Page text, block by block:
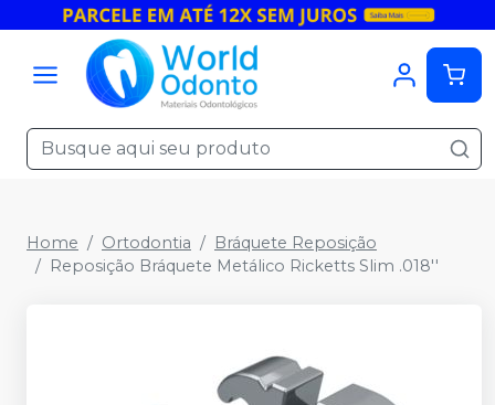
Home Ortodontia
Bráquete Reposição
Reposição Bráquete Metálico Ricketts Slim .018''